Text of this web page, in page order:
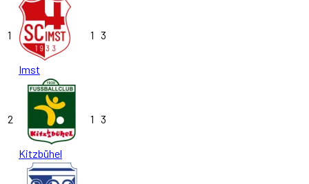
1
Imst
1 3
2
Kitzbühel
1 3